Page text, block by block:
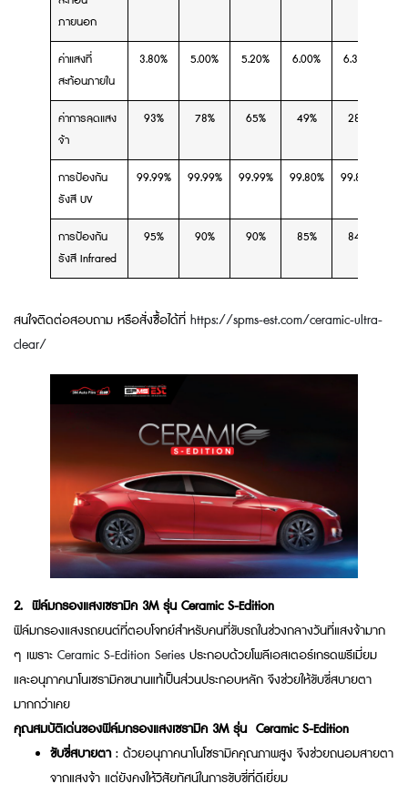
ภายนอก
ค่าแสงที่
สะท้อนภายใน
3.80% 5.00% 5.20% 6.00% 6.30%
ค่าการลดแสง
จ้า
93% 78% 65% 49% 28%
การป้องกัน
รังสี UV
99.99% 99.99% 99.99% 99.80% 99.80%
การป้องกัน
รังสี Infrared
95% 90% 90% 85% 84%
สนใจติดต่อสอบถาม หรือสั่งซื้อได้ที่ https://spms-est.com/ceramic-ultra-
clear/
2. ฟิล์มกรองแสงเซรามิค 3M รุ่น Ceramic S-Edition
ฟิล์มกรองแสงรถยนต์ที่ตอบโจทย์สำหรับคนที่ขับรถในช่วงกลางวันที่แสงจ้ามาก
ๆ เพราะ Ceramic S-Edition Series ประกอบด้วยโพลีเอสเตอร์เกรดพรีเมี่ยม
และอนุภาคนาโนเซรามิคขนานแท้เป็นส่วนประกอบหลัก จึงช่วยให้ขับขี่สบายตา
มากกว่าเคย
คุณสมบัติเด่นของฟิล์มกรองแสงเซรามิค 3M รุ่น Ceramic S-Edition
ขับขี่สบายตา : ด้วยอนุภาคนาโนโซรามิคคุณภาพสูง จึงช่วยถนอมสายตา
จากแสงจ้า แต่ยังคงให้วิสัยทัศน์ในการขับขี่ที่ดีเยี่ยม